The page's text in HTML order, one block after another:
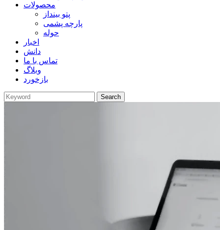
محصولات
پتو بینداز
پارچه پشمی
حوله
اخبار
دانش
تماس با ما
وبلاگ
بازخورد